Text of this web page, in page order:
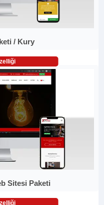
/ Kury
Sitesi Paketi